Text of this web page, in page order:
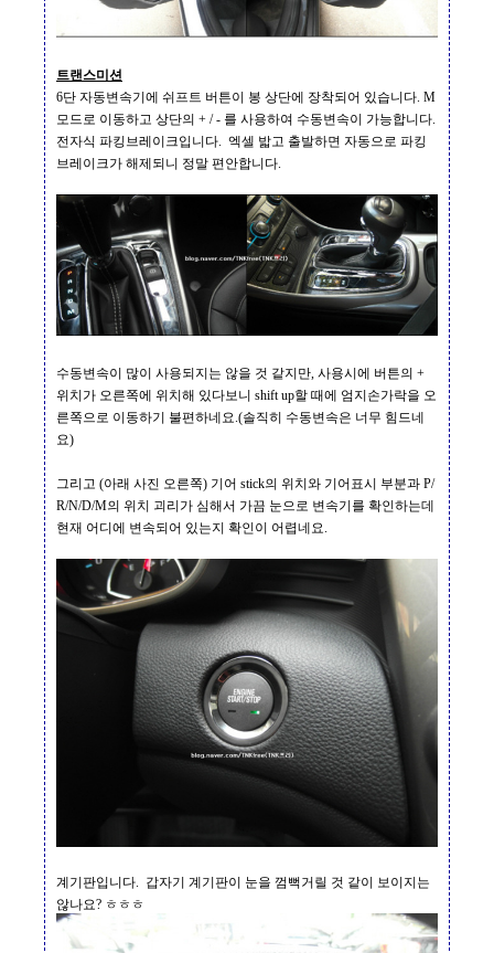
트랜스미션
6단 자동변속기에 쉬프트 버튼이 봉 상단에 장착되어 있습니다 . M
모드로 이동하고 상단의 + / - 를 사용하여 수동변속이 가능합니다
전자식 파킹브레이크입니다
엑셀 밟고 출발하면 자동으로 파킹
브레이크가 해제되니 정말 편안합니다
수동변속이 많이 사용되지는 않을 것 같지만, 사용시에 버튼의 +
위치가 오른쪽에 위치해 있다보니 shift up할 때에 엄지손가락을 오
른쪽으로 이동하기 불편하네요.(솔직히 수동변속은 너무 힘드네
요)
그리고 (아래 사진 오른쪽) 기어 stick의 위치와 기어표시 부분과 P/
R/N/D/M의 위치 괴리가 심해서 가끔 눈으로 변속기를 확인하는데
현재 어디에 변속되어 있는지 확인이 어렵네요.
계기판입니다
갑자기 계기판이 눈을 껌뻑거릴 것 같이 보이지는
않나요? ㅎㅎㅎ